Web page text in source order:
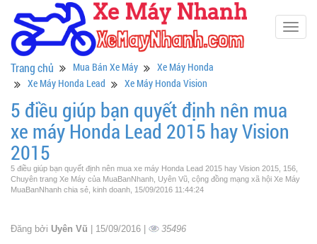
Trang chủ Mua Bán Xe Máy
Xe Máy Honda
Xe Máy Honda Lead
Xe Máy Honda Vision
5 điều giúp bạn quyết định nên mua
xe máy Honda Lead 2015 hay Vision
2015
5 điều giúp bạn quyết định nên mua xe máy Honda Lead 2015 hay Vision 2015, 156,
Chuyên trang Xe Máy của MuaBanNhanh, Uyên Vũ, cộng đồng mạng xã hội Xe Máy
MuaBanNhanh chia sẻ, kinh doanh, 15/09/2016 11:44:24
Đăng bởi Uyên Vũ | 15/09/2016 | 35496